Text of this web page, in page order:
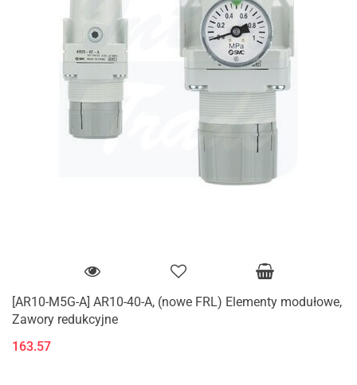
[AR10-M5G-A] AR10-40-A, (nowe FRL) Elementy modułowe,
Zawory redukcyjne
163.57